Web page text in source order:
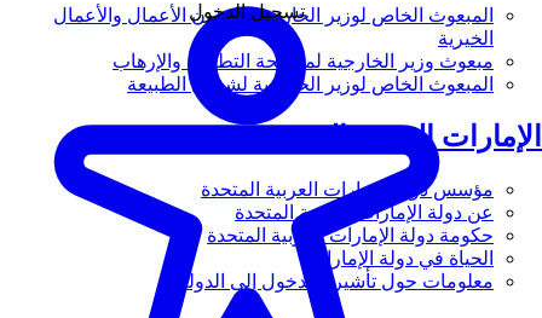
المبعوث الخاص لوزير الخارجية لشؤون الأعمال والأعمال
الخيرية
مبعوث وزير الخارجية لمكافحة التطرف والإرهاب
المبعوث الخاص لوزير الخارجية لشؤون الطبيعة
الإمارات العربية المتحدة
مؤسس دولة الإمارات العربية المتحدة
عن دولة الإمارات العربية المتحدة
حكومة دولة الإمارات العربية المتحدة
الحياة في دولة الإمارات
معلومات حول تأشيرة الدخول إلى الدولة
تسجيل الدخول